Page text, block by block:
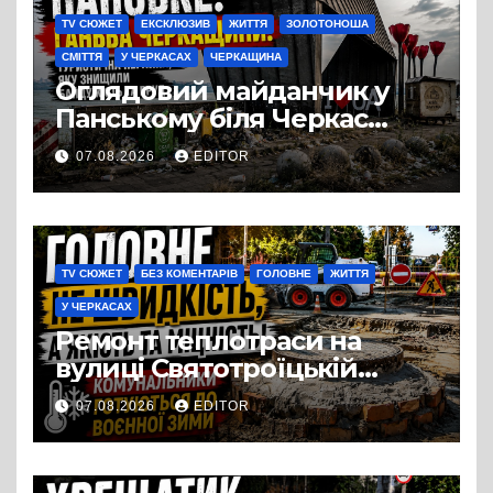
TV СЮЖЕТ ЕКСКЛЮЗИВ ЖИТТЯ ЗОЛОТОНОША
СМІТТЯ У ЧЕРКАСАХ ЧЕРКАЩИНА
Оглядовий майданчик у
Панському біля Черкас
перетворився на занедбане
сміттєзвалище
07.08.2026 EDITOR
TV СЮЖЕТ БЕЗ КОМЕНТАРІВ ГОЛОВНЕ ЖИТТЯ
У ЧЕРКАСАХ
Ремонт теплотраси на
вулиці Святотроїцькій
затягнувся порівняно із
запланованими термінами.
Вулицю досі не відкрили
для руху
07.08.2026 EDITOR